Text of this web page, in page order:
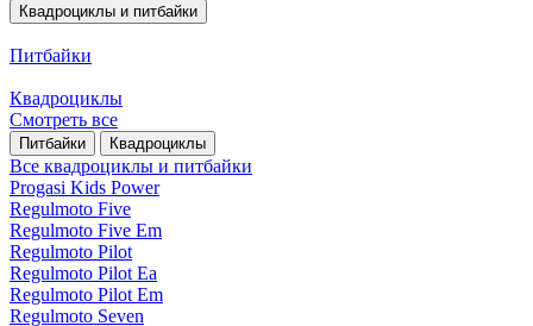
Квадроциклы и питбайки
Питбайки
Квадроциклы
Смотреть все
Питбайки Квадроциклы
Все квадроциклы и питбайки
Progasi Kids Power
Regulmoto Five
Regulmoto Five Em
Regulmoto Pilot
Regulmoto Pilot Ea
Regulmoto Pilot Em
Regulmoto Seven